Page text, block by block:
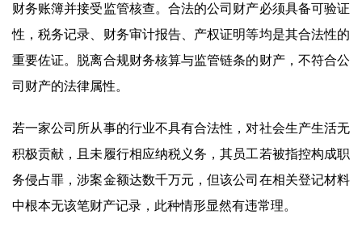
财务账簿并接受监管核查。合法的公司财产必须具备可验证
性，税务记录、财务审计报告、产权证明等均是其合法性的
重要佐证。脱离合规财务核算与监管链条的财产，不符合公
司财产的法律属性。
若一家公司所从事的行业不具有合法性，对社会生产生活无
积极贡献，且未履行相应纳税义务，其员工若被指控构成职
务侵占罪，涉案金额达数千万元，但该公司在相关登记材料
中根本无该笔财产记录，此种情形显然有违常理。